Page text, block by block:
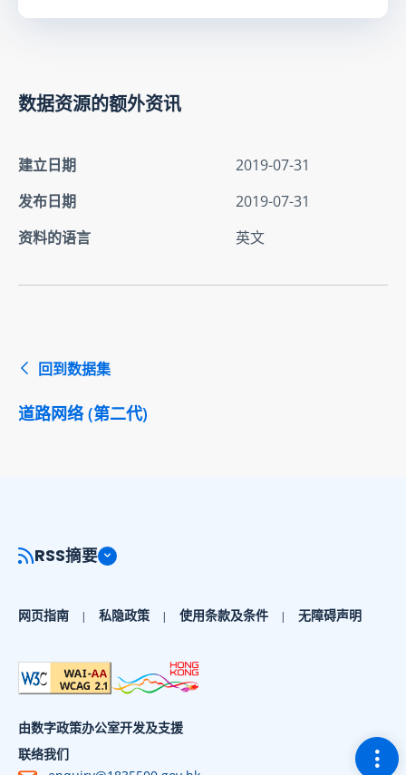
数据资源的额外资讯
建立日期
2019-07-31
发布日期
2019-07-31
资料的语言
英文
回到数据集
道路网络 (第二代)
切
RSS摘要
网页指南 私隐政策 使用条款及条件 无障碍声明
由数字政策办公室开发及支援
联络我们